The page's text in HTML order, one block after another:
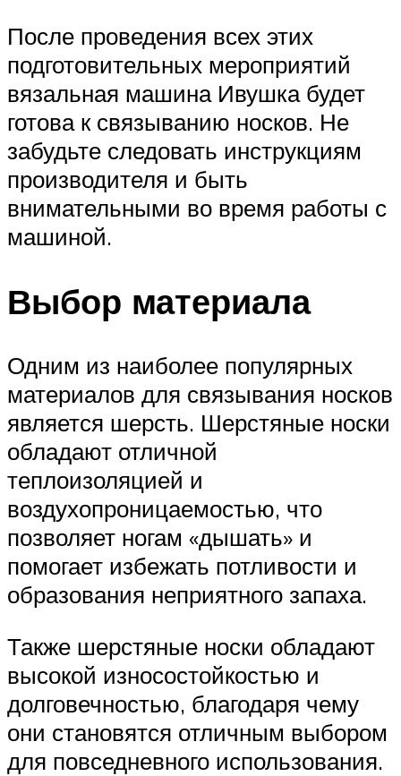
После проведения всех этих
подготовительных мероприятий
вязальная машина Ивушка будет
готова к связыванию носков. Не
забудьте следовать инструкциям
производителя и быть
внимательными во время работы с
машиной.
Выбор материала
Одним из наиболее популярных
материалов для связывания носков
является шерсть. Шерстяные носки
обладают отличной
теплоизоляцией и
воздухопроницаемостью, что
позволяет ногам «дышать» и
помогает избежать потливости и
образования неприятного запаха.
Также шерстяные носки обладают
высокой износостойкостью и
долговечностью, благодаря чему
они становятся отличным выбором
для повседневного использования.